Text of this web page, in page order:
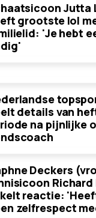
Jutta
grootste lol
'Je hebt
details van
na pijnlijke
Deckers
reactie:
zelfrespect